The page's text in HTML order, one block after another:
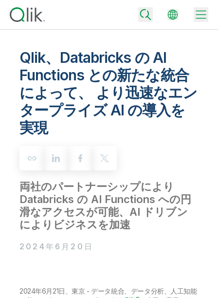
コミュニティ
カスタマーサポート
カスタマーポータル
初期トレーニング
製品関連
企業情報
採用情報
ニュースルーム
事業所 / 連絡先
Back
Qlik
Talend
Back
Qlik が選ばれる理由
データをビジネス成果へ
テクノロジーパートナーとの連携
Back
データ統合
データ分析と AI
すべての製品
Back
適切なデータ統合プランで、信頼できるデータを迅速に提供し、よりスマー
データ分析の価格
適切なデータ分析プランで、より優れたインサイトを獲得し、ビジネス成果
の達成をサポートします。
Back
イベント / Web セミナー
リソースライブラリ
コミュニティ
Qlik、Databricks の AI
Functions との新たな統合
によって、 より迅速なエン
タープライズ AI の導入を
実現
両社のパートナーシップにより
Databricks の AI Functions への円
滑なアクセスが可能、AI ドリブン
によりビジネスを加速
2024年6月20日
2024年6月21日、東京 - データ統合、データ分析、人工知能